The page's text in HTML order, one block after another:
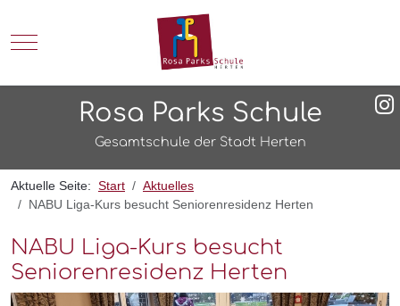
Mobile Menu Toggle
Rosa Parks Schule
Gesamtschule der Stadt Herten
Aktuelle Seite: Start
Aktuelles
NABU Liga-Kurs besucht Seniorenresidenz Herten
NABU Liga-Kurs besucht
Seniorenresidenz Herten